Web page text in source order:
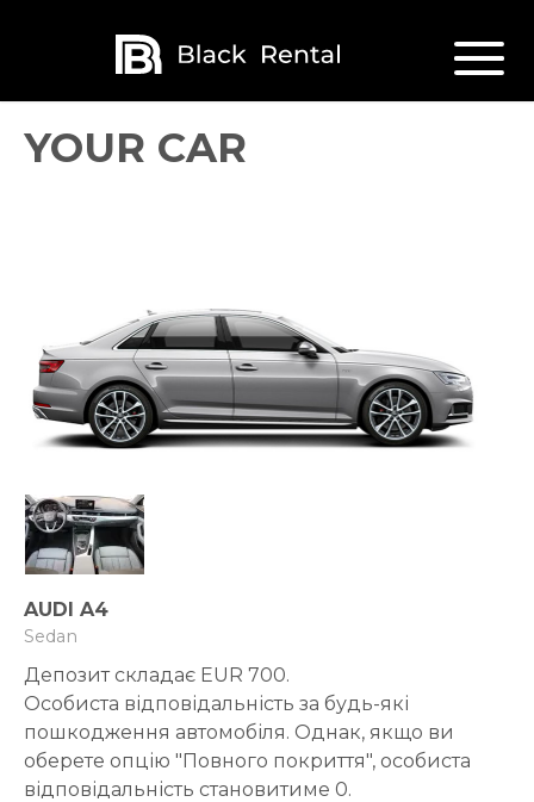
YOUR CAR
AUDI A4
Sedan
Депозит складає EUR 700.
Особиста відповідальність за будь-які
пошкодження автомобіля. Однак, якщо ви
оберете опцію "Повного покриття", особиста
відповідальність становитиме 0.